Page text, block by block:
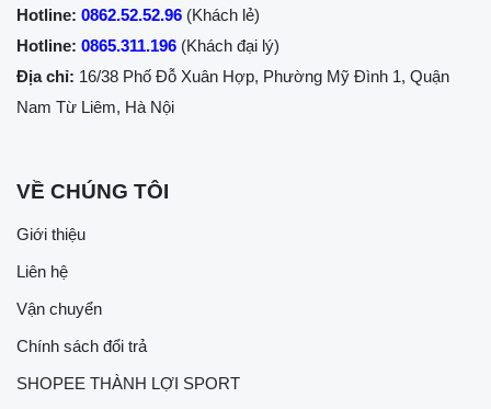
Hotline: 0862.52.52.96 (Khách lẻ)
Hotline: 0865.311.196 (Khách đại lý)
Địa chỉ: 16/38 Phố Đỗ Xuân Hợp, Phường Mỹ Đình 1, Quận
Nam Từ Liêm, Hà Nội
VỀ CHÚNG TÔI
Giới thiệu
Liên hệ
Vận chuyển
Chính sách đổi trả
SHOPEE THÀNH LỢI SPORT